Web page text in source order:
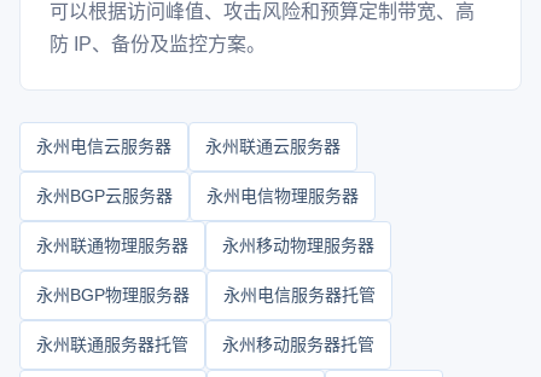
可以根据访问峰值、攻击风险和预算定制带宽、高
防 IP、备份及监控方案。
永州电信云服务器 永州联通云服务器
永州BGP云服务器 永州电信物理服务器
永州联通物理服务器 永州移动物理服务器
永州BGP物理服务器 永州电信服务器托管
永州联通服务器托管 永州移动服务器托管